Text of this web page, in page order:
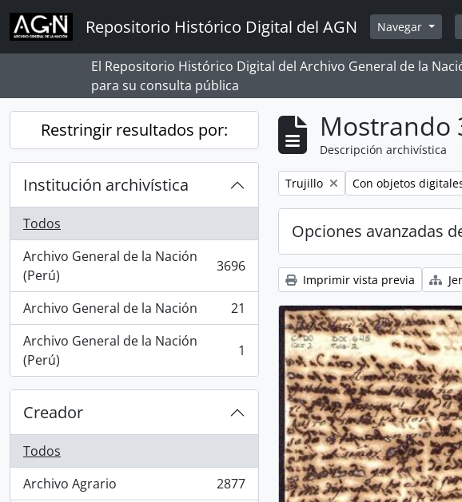
Skip to main content
Repositorio Histórico Digital del AGN Navegar
El Repositorio Histórico Digital del Archivo General de la
para su consulta pública
Restringir resultados por:
Institución archivística
Todos
Archivo General de la Nación
(Perú)
, 3696 resultados 3696
Archivo General de la Nación
, 21 resultados
21
Archivo General de la Nación
(Perú)
, 1 resultados 1
Creador
Todos
Archivo Agrario
, 2877 resultados
2877
Mostrando
Descripción archivística
Remove filter:
Trujillo Remove filter:
Con objetos
Opciones avanzadas
Imprimir vista previa